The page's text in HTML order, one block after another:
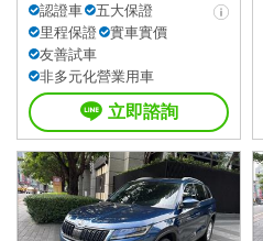
認證車
五大保證
里程保證
實車實價
友善試車
非多元化營業用車
立即諮詢